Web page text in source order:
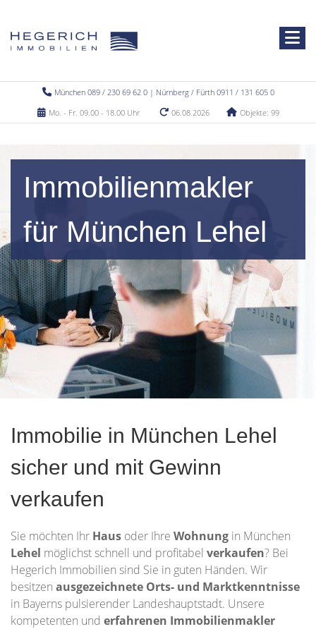
München 089 / 230 69 62 0 | Nürnberg / Fürth 0911 / 131 605 0
Mo. - Fr. 09.00 - 18.00 Uhr
06.08.2026 Objekte: 99
Immobilienmakler
für München Lehel
Immobilie in München Lehel
sicher und mit Gewinn
verkaufen
Sie möchten Ihr Haus oder Ihre Wohnung in München
Lehel möglichst schnell und profitabel verkaufen? Bei
Hegerich Immobilien sind Sie in guten Händen. Wir
besitzen ausgezeichnete Orts- und Marktkenntnisse
in Bayerns pulsierender Landeshauptstadt. Unsere
kompetenten und erfahrenen Immobilienmakler